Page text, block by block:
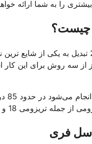
را به شما ارائه
چیست؟
از سه روش برای این
از این روش شناسایی کرد و از آن پیشگیری نمود.
سل فری